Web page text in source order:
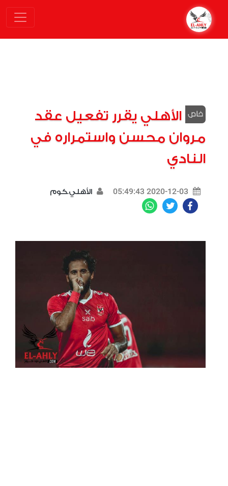
الأهلي يقرر تفعيل عقد
مروان محسن واستمراره في
النادي
2020-12-03 05:49:43 الأهلي.كوم
Facebook
Twitter